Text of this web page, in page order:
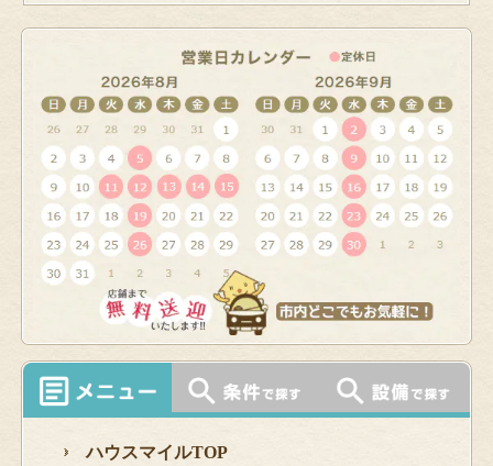
ハウスマイルTOP